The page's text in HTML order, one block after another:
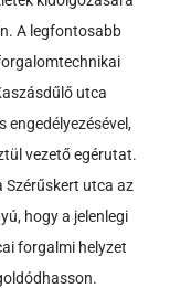
A legfontosabb
utca
engedélyezésével,
vezető egérutat.
Szérűskert utca az
hogy a jelenlegi
forgalmi helyzet